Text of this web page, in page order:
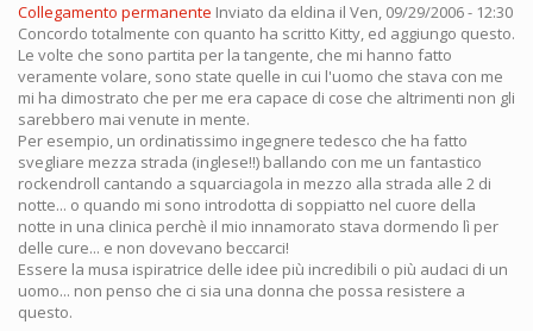
Collegamento permanente Inviato da eldina il Ven, 09/29/2006 - 12:30
Concordo totalmente con quanto ha scritto Kitty, ed aggiungo questo.
Le volte che sono partita per la tangente, che mi hanno fatto
veramente volare, sono state quelle in cui l'uomo che stava con me
mi ha dimostrato che per me era capace di cose che altrimenti non gli
sarebbero mai venute in mente.
Per esempio, un ordinatissimo ingegnere tedesco che ha fatto
svegliare mezza strada (inglese!!) ballando con me un fantastico
rockendroll cantando a squarciagola in mezzo alla strada alle 2 di
notte... o quando mi sono introdotta di soppiatto nel cuore della
notte in una clinica perchè il mio innamorato stava dormendo lì per
delle cure... e non dovevano beccarci!
Essere la musa ispiratrice delle idee più incredibili o più audaci di un
uomo... non penso che ci sia una donna che possa resistere a
questo.